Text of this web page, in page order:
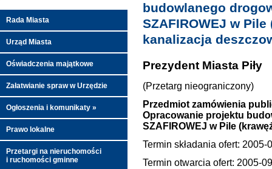
Rada Miasta
Urząd Miasta
Oświadczenia majątkowe
Załatwianie spraw w Urzędzie
Ogłoszenia i komunikaty »
Prawo lokalne
Przetargi na nieruchomości
i ruchomości gminne
budowlanego
SZAFIROWEJ w
kanalizacja
Prezydent Miasta Piły
(Przetarg nieograniczony)
Przedmiot zamówienia
Opracowanie projektu
SZAFIROWEJ w Pile
Termin składania ofert: 2005-
Termin otwarcia ofert: 2005-